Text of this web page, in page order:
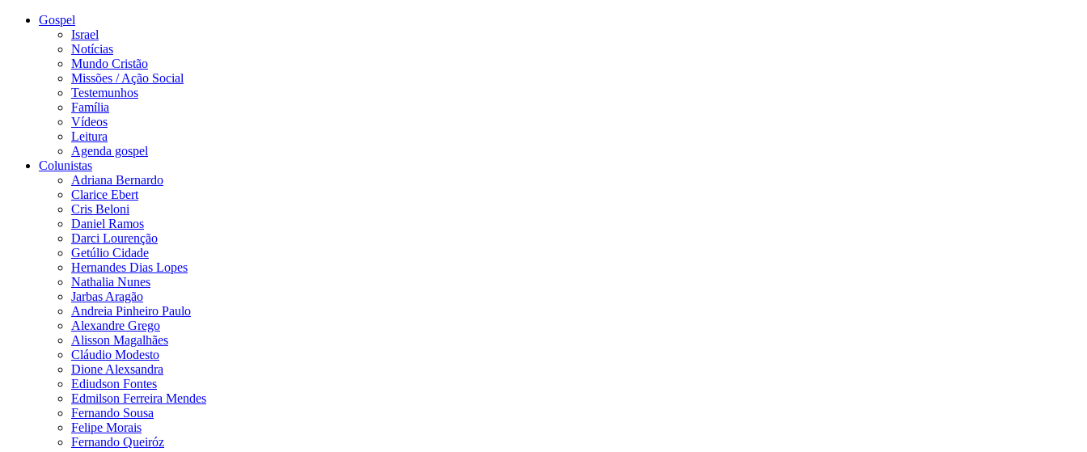
Gospel
Israel
Notícias
Mundo Cristão
Missões / Ação Social
Testemunhos
Família
Vídeos
Leitura
Agenda gospel
Colunistas
Adriana Bernardo
Clarice Ebert
Cris Beloni
Daniel Ramos
Darci Lourenção
Getúlio Cidade
Hernandes Dias Lopes
Nathalia Nunes
Jarbas Aragão
Andreia Pinheiro Paulo
Alexandre Grego
Alisson Magalhães
Cláudio Modesto
Dione Alexsandra
Ediudson Fontes
Edmilson Ferreira Mendes
Fernando Sousa
Felipe Morais
Fernando Queiróz